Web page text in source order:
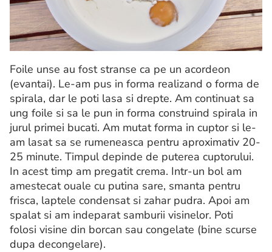
Foile unse au fost stranse ca pe un acordeon
(evantai). Le-am pus in forma realizand o forma de
spirala, dar le poti lasa si drepte. Am continuat sa
ung foile si sa le pun in forma construind spirala in
jurul primei bucati. Am mutat forma in cuptor si le-
am lasat sa se rumeneasca pentru aproximativ 20-
25 minute. Timpul depinde de puterea cuptorului.
In acest timp am pregatit crema. Intr-un bol am
amestecat ouale cu putina sare, smanta pentru
frisca, laptele condensat si zahar pudra. Apoi am
spalat si am indeparat samburii visinelor. Poti
folosi visine din borcan sau congelate (bine scurse
dupa decongelare).